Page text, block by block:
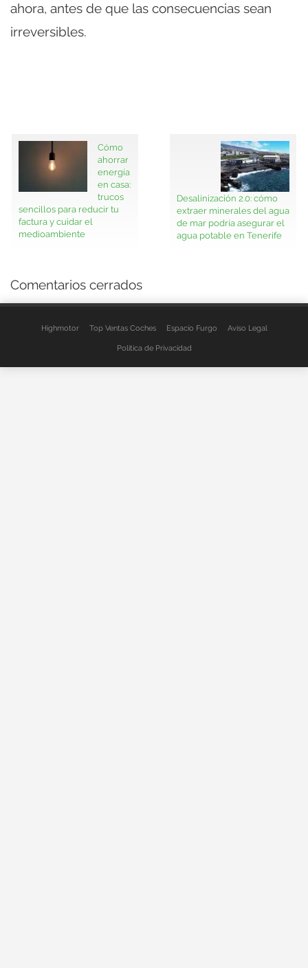
ahora, antes de que las consecuencias sean
irreversibles.
Cómo
ahorrar
energía
en casa:
trucos
sencillos para reducir tu
factura y cuidar el
medioambiente
Desalinización 2.0: cómo
extraer minerales del agua
de mar podría asegurar el
agua potable en Tenerife
Comentarios cerrados
Highmotor Top Ventas Coches Espacio Furgo Aviso Legal
Política de Privacidad